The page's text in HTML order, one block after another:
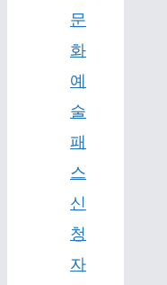
문
화
예
술
패
스
신
청
자